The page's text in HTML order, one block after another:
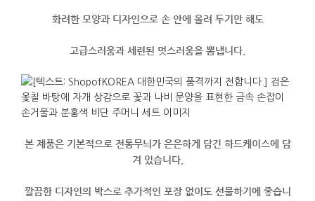
화려한 모양과 디자인으로 손 안에 올려 두기만 해도
고급스러움과 세련된 멋스러움을 뽐냅니다
본 제품은 기본적으로 전통무늬가 은은하게 담긴 하드케이스에
담
겨 있습니다.
깔끔한 디자인의 박스로 추가적인 포장 없이도 선물하기에 좋습니